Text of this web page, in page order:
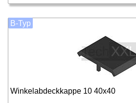
Winkelabdeckkappe 10 40x40
B-Typ